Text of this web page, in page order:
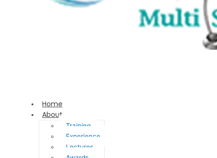
Home
About
Training
Experience
Lectures